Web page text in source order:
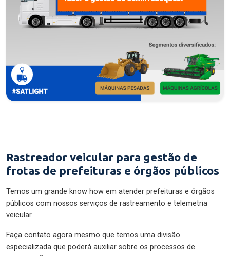
Rastreador veicular para gestão de
frotas de prefeituras e órgãos públicos
Temos um grande know how em atender prefeituras e órgãos
públicos com nossos serviços de rastreamento e telemetria
veicular.
Faça contato agora mesmo que temos uma divisão
especializada que poderá auxiliar sobre os processos de